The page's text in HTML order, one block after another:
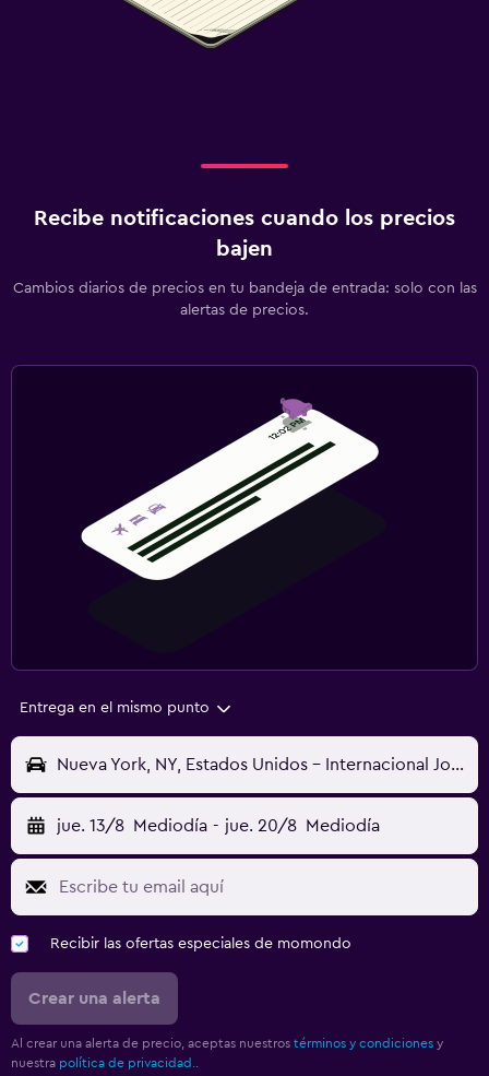
Recibe notificaciones cuando los precios
bajen
Cambios diarios de precios en tu bandeja de entrada: solo con las
alertas de precios.
Entrega en el mismo punto
Nueva York, NY, Estados Unidos - Internacional John F. Kennedy (JFK)
jue. 13/8 Mediodía - jue. 20/8 Mediodía
Recibir las ofertas especiales de momondo
Crear una alerta
Al crear una alerta de precio, aceptas nuestros términos y condiciones y
nuestra política de privacidad..